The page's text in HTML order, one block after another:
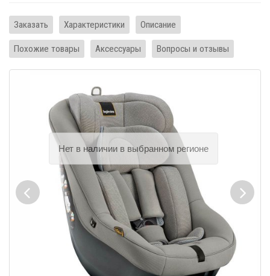
Заказать Характеристики Описание
Похожие товары Аксессуары Вопросы и отзывы